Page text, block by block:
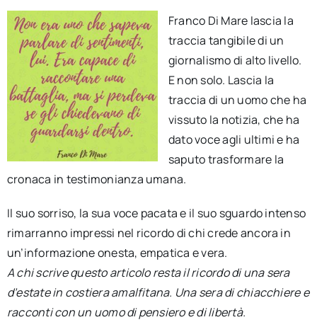
Franco Di Mare lascia la
traccia tangibile di un
giornalismo di alto livello.
E non solo. Lascia la
traccia di un uomo che ha
vissuto la notizia, che ha
dato voce agli ultimi e ha
saputo trasformare la
cronaca in testimonianza umana.
Il suo sorriso, la sua voce pacata e il suo sguardo intenso
rimarranno impressi nel ricordo di chi crede ancora in
un’informazione onesta, empatica e vera.
A chi scrive questo articolo resta il ricordo di una sera
d’estate in costiera amalfitana. Una sera di chiacchiere e
racconti con un uomo di pensiero e di libertà.